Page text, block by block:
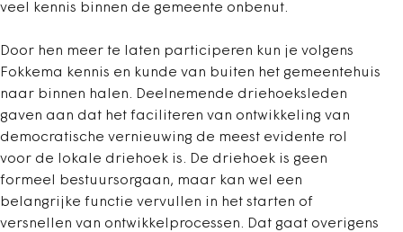
veel kennis binnen de gemeente onbenut.
Door hen meer te laten participeren kun je volgens
Fokkema kennis en kunde van buiten het gemeentehuis
naar binnen halen. Deelnemende driehoeksleden
gaven aan dat het faciliteren van ontwikkeling van
democratische vernieuwing de meest evidente rol
voor de lokale driehoek is. De driehoek is geen
formeel bestuursorgaan, maar kan wel een
belangrijke functie vervullen in het starten of
versnellen van ontwikkelprocessen. Dat gaat overigens